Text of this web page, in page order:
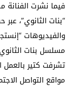
فيما نشرت
“بنات الثانوي”،
والفيديوهات
مسلسل بنات
تشرفت كتير بالعمل
مواقع التواصل